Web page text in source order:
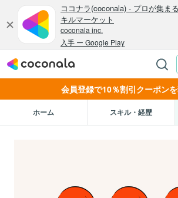
会員登録で10％割引クーポンを
ホーム スキル・経歴